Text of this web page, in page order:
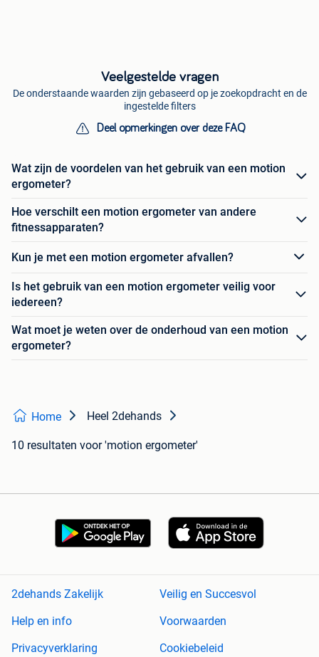
Veelgestelde vragen
De onderstaande waarden zijn gebaseerd op je zoekopdracht en de
ingestelde filters
Deel opmerkingen over deze FAQ
Wat zijn de voordelen van het gebruik van een motion
ergometer?
Hoe verschilt een motion ergometer van andere
fitnessapparaten?
Kun je met een motion ergometer afvallen?
Is het gebruik van een motion ergometer veilig voor
iedereen?
Wat moet je weten over de onderhoud van een motion
ergometer?
Home Heel 2dehands
10 resultaten voor 'motion ergometer'
2dehands Zakelijk
Veilig en Succesvol
Help en info
Voorwaarden
Privacyverklaring
Cookiebeleid